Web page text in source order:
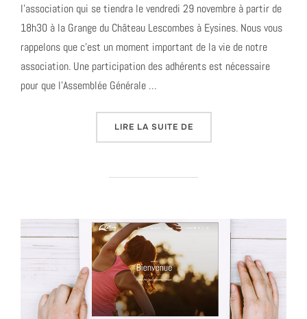
l’association qui se tiendra le vendredi 29 novembre à partir de
18h30 à la Grange du Château Lescombes à Eysines. Nous vous
rappelons que c’est un moment important de la vie de notre
association. Une participation des adhérents est nécessaire
pour que l’Assemblée Générale …
LIRE LA SUITE DE« ASSEMBLÉE